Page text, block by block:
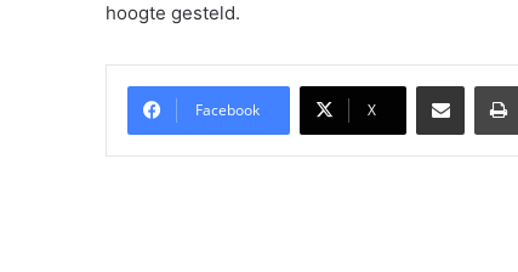
hoogte gesteld.
Facebook X
Delen via Email